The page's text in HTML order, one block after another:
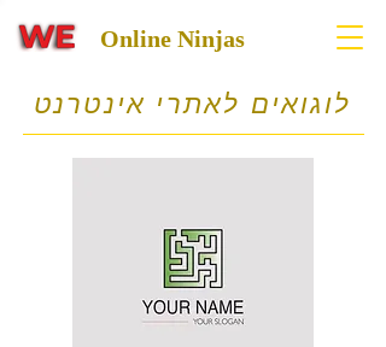
Online Ninjas
לוגואים לאתרי אינטרנט